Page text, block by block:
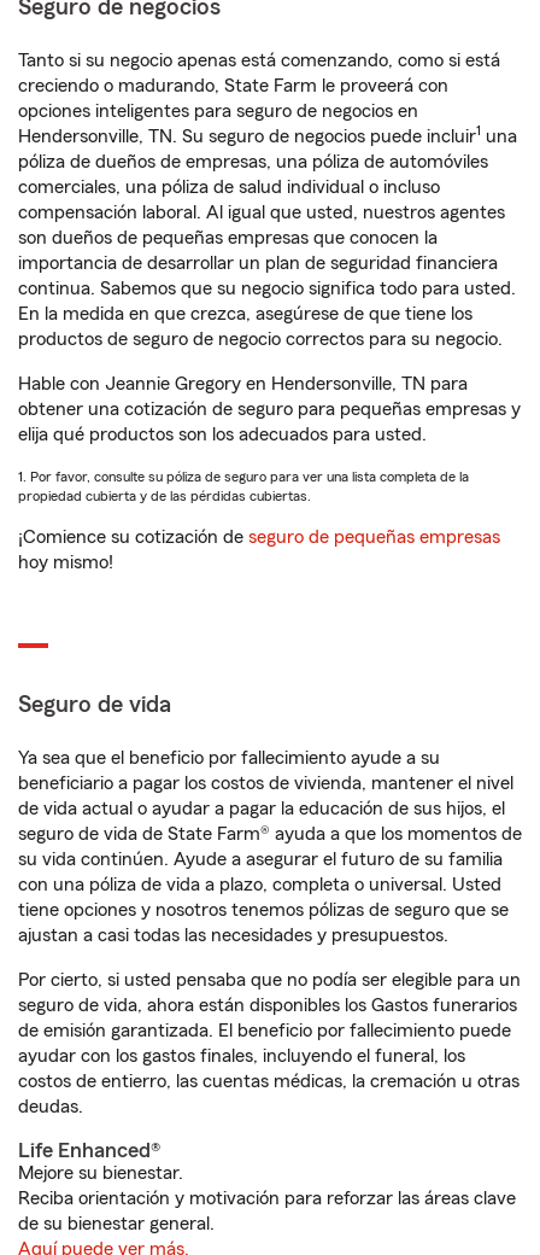
Seguro de negocios
Tanto si su negocio apenas está comenzando, como si está
creciendo o madurando, State Farm le proveerá con
opciones inteligentes para seguro de negocios en
Hendersonville, TN. Su seguro de negocios puede incluir1 una
póliza de dueños de empresas, una póliza de automóviles
comerciales, una póliza de salud individual o incluso
compensación laboral. Al igual que usted, nuestros agentes
son dueños de pequeñas empresas que conocen la
importancia de desarrollar un plan de seguridad financiera
continua. Sabemos que su negocio significa todo para usted.
En la medida en que crezca, asegúrese de que tiene los
productos de seguro de negocio correctos para su negocio.
Hable con Jeannie Gregory en Hendersonville, TN para
obtener una cotización de seguro para pequeñas empresas y
elija qué productos son los adecuados para usted.
1. Por favor, consulte su póliza de seguro para ver una lista completa de la
propiedad cubierta y de las pérdidas cubiertas.
¡Comience su cotización de seguro de pequeñas empresas
hoy mismo!
Seguro de vida
Ya sea que el beneficio por fallecimiento ayude a su
beneficiario a pagar los costos de vivienda, mantener el nivel
de vida actual o ayudar a pagar la educación de sus hijos, el
seguro de vida de State Farm® ayuda a que los momentos de
su vida continúen. Ayude a asegurar el futuro de su familia
con una póliza de vida a plazo, completa o universal. Usted
tiene opciones y nosotros tenemos pólizas de seguro que se
ajustan a casi todas las necesidades y presupuestos.
Por cierto, si usted pensaba que no podía ser elegible para un
seguro de vida, ahora están disponibles los Gastos funerarios
de emisión garantizada. El beneficio por fallecimiento puede
ayudar con los gastos finales, incluyendo el funeral, los
costos de entierro, las cuentas médicas, la cremación u otras
deudas.
Life Enhanced®
Mejore su bienestar.
Reciba orientación y motivación para reforzar las áreas clave
de su bienestar general.
Aquí puede ver más.